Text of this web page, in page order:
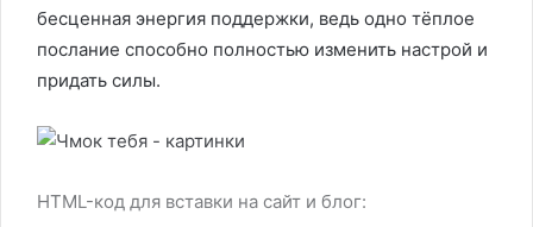
бесценная энергия поддержки, ведь одно тёплое
послание способно полностью изменить настрой и
придать силы.
HTML-код для вставки на сайт и блог: